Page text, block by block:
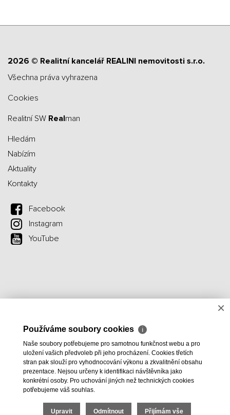
2026 © Realitní kancelář REALINI nemovitosti s.r.o.
všechna práva vyhrazena
Cookies
Realitní SW Realman
Hledám
Nabízím
Aktuality
Kontakty
Facebook
Instagram
YouTube
×
Používáme soubory cookies ℹ
Naše soubory potřebujeme pro samotnou funkčnost webu a pro
uložení vašich předvoleb při jeho procházení. Cookies třetích
stran pak slouží pro vyhodnocování výkonu a zkvalitnění obsahu
prezentace. Nejsou určeny k identifikaci návštěvníka jako
konkrétní osoby. Pro uchování jiných než technických cookies
potřebujeme váš souhlas.
Upravit Odmítnout Přijímám vše